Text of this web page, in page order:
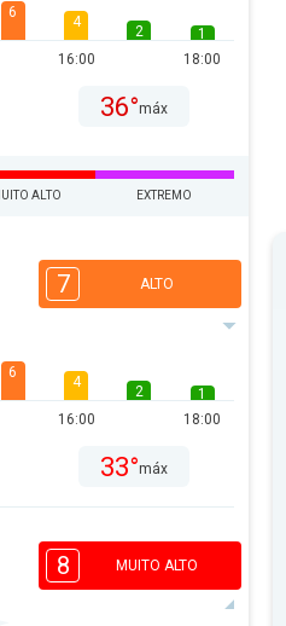
6
4
16:00
2
1
18:00
36°máx
ALTO EXTREMO
7 ALTO
6
4
16:00
2
1
18:00
33°máx
8 MUITO ALTO